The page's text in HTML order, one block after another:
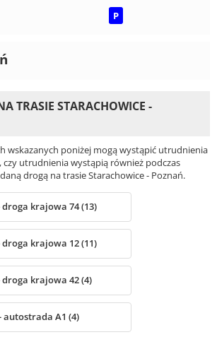
P
TRASIE STARACHOWICE -
wskazanych poniżej mogą wystąpić utrudnienia
czy utrudnienia wystąpią również podczas
drogą na trasie Starachowice - Poznań.
krajowa 74 (13)
krajowa 12 (11)
krajowa 42 (4)
A1 (4)